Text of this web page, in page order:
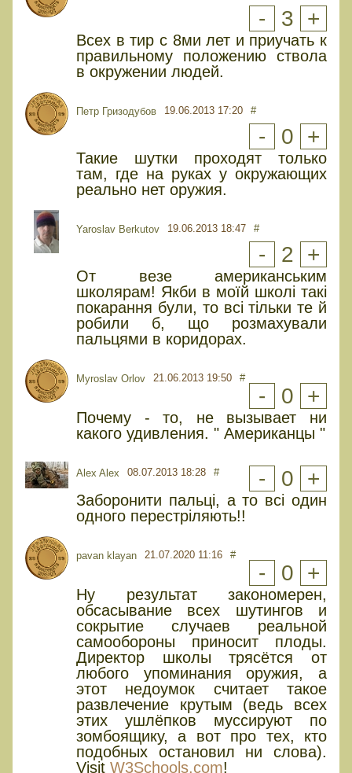
- 3 +
Всех в тир с 8ми лет и приучать к
правильному положению ствола
в окружении людей.
Петр Гризодубов 19.06.2013 17:20 #
- 0 +
Такие шутки проходят только
там, где на руках у окружающих
реально нет оружия.
Yaroslav Berkutov 19.06.2013 18:47 #
- 2 +
От везе американським
школярам! Якби в моїй школі такі
покарання були, то всі тільки те й
робили б, що розмахували
пальцями в коридорах.
Myroslav Orlov 21.06.2013 19:50 #
- 0 +
Почему - то, не вызывает ни
какого удивления. " Американцы "
Alex Alex 08.07.2013 18:28 # - 0 +
Заборонити пальці, а то всі один
одного перестріляють!!
pavan klayan 21.07.2020 11:16 #
- 0 +
Ну результат закономерен,
обсасывание всех шутингов и
сокрытие случаев реальной
самообороны приносит плоды.
Директор школы трясётся от
любого упоминания оружия, а
этот недоумок считает такое
развлечение крутым (ведь всех
этих ушлёпков муссируют по
зомбоящику, а вот про тех, кто
подобных остановил ни слова).
Visit W3Schools.com!